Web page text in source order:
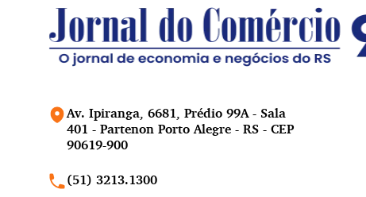
Av. Ipiranga, 6681, Prédio 99A - Sala
401 - Partenon Porto Alegre - RS - CEP
90619-900
(51) 3213.1300